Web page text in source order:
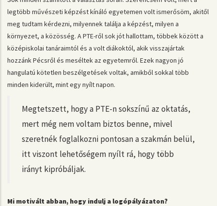
legtöbb művészeti képzést kínáló egyetemen volt ismerősöm, akitől
meg tudtam kérdezni, milyennek találja a képzést, milyen a
környezet, a közösség. A PTE-ről sok jót hallottam, többek között a
középiskolai tanáraimtól és a volt diákoktól, akik visszajártak
hozzánk Pécsről és meséltek az egyetemről. Ezek nagyon jó
hangulatú kötetlen beszélgetések voltak, amikből sokkal több
minden kiderült, mint egy nyílt napon.
Megtetszett, hogy a PTE-n sokszínű az oktatás,
mert még nem voltam biztos benne, mivel
szeretnék foglalkozni pontosan a szakmán belül,
itt viszont lehetőségem nyílt rá, hogy több
irányt kipróbáljak.
Mi motivált abban, hogy indulj a logópályázaton?